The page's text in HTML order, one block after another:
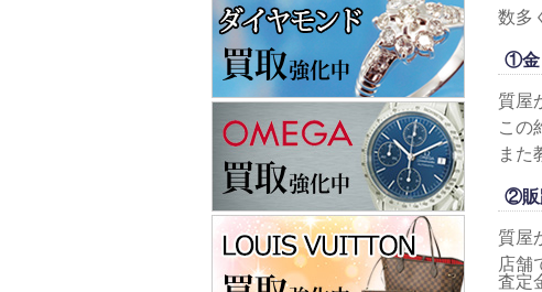
数多
①金
質屋
この
また
②販
質屋
店舗
査定